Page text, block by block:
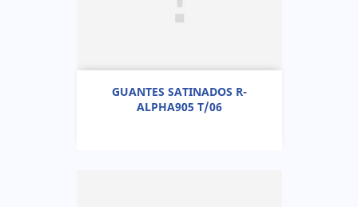
GUANTES SATINADOS R-
ALPHA905 T/06